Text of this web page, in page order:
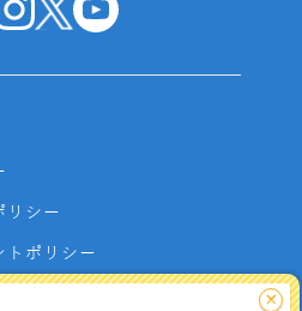
リシー
トポリシー
×